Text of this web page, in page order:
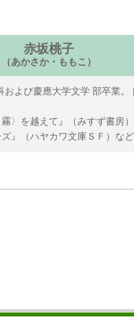
赤坂桃子
（あかさか・ももこ）
よび慶應大学文学 部卒業
〉を越えて』（みすず書房
』（ハヤカワ文庫ＳＦ）な